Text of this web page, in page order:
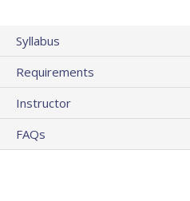
Syllabus
Requirements
Instructor
FAQs